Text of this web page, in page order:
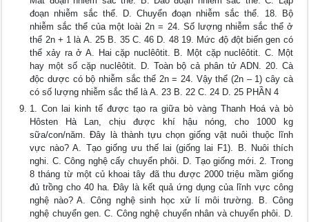
đoạn nhiễm sắc thể. D. Chuyển đoạn nhiễm sắc thể. 18. Bộ
nhiễm sắc thể của một loài 2n = 24. Số lượng nhiễm sắc thể ở
thể 2n + 1 là A. 25 B. 35 C. 46 D. 48 19. Mức độ đột biến gen có
thể xảy ra ở A. Hai cặp nuclêôtit. B. Một cặp nuclêôtit. C. Một
hay một số cặp nuclêôtit. D. Toàn bộ cả phân tử ADN. 20. Cà
độc dược có bộ nhiễm sắc thể 2n = 24. Vậy thể (2n – 1) cây cà
có số lượng nhiễm sắc thể là A. 23 B. 22 C. 24 D. 25 PHẦN 4
1. Con lai kinh tế được tạo ra giữa bò vàng Thanh Hoá và bò
Hôsten Hà Lan, chịu được khí hậu nóng, cho 1000 kg
sữa/con/năm. Ðây là thành tựu chọn giống vật nuôi thuộc lĩnh
vực nào? A. Tạo giống ưu thế lai (giống lai F1). B. Nuôi thích
nghi. C. Công nghệ cấy chuyển phôi. D. Tạo giống mới. 2. Trong
8 tháng từ một củ khoai tây đã thu được 2000 triệu mầm giống
đủ trồng cho 40 ha. Đây là kết quả ứng dụng của lĩnh vực công
nghệ nào? A. Công nghệ sinh học xử lí môi trường. B. Công
nghệ chuyển gen. C. Công nghệ chuyển nhân và chuyển phôi. D.